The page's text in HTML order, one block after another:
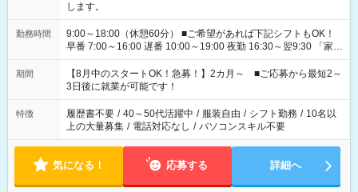
します。
勤務時間
9:00～18:00（休憩60分） ■ご希望があれば下記シフトもOK！
早番 7:00～16:00 遅番 10:00～19:00 夜勤 16:30～翌9:30 「家族
と休みを合わせたい」 「余裕を持って夕飯の準備がしたい」
「できれば残業はしたくない」 など、ご希望を教えてください
ね。 ※Wワーク希望の方へ 今ご覧のお仕事で希望する勤務時間
と、もう1つのお仕事の勤務時間。 合計で週40時間を超える場
合は応募できません。
期間
【8月中のスタートOK！急募！】2カ月～ ■ご応募から最短2～
3日後に就業が可能です！
特徴 履歴書不要 / 40～50代活躍中 / 服装自由 / シフト勤務 / 10名以
上の大量募集 / 電話対応なし / パソコンスキル不要
気になる！ 応募する 詳細へ